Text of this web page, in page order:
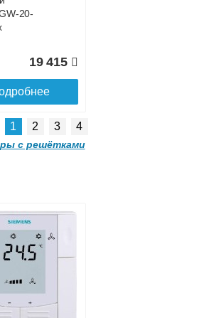
20-
80 011
20-
19 415
20-
1 2 3 4
с решётками